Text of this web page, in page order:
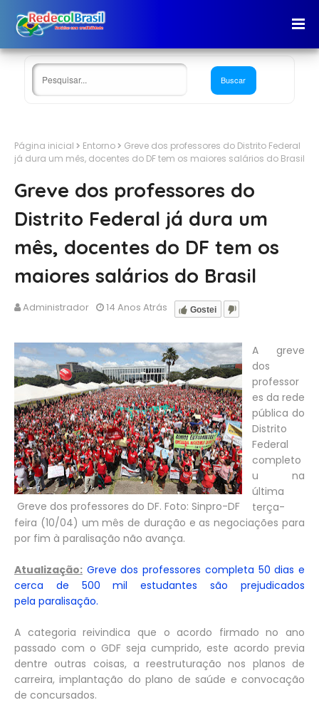
Página inicial Entorno
Greve dos professores do Distrito Federal
já dura um mês, docentes do DF tem os maiores salários do Brasil
Greve dos professores do
Distrito Federal já dura um
mês, docentes do DF tem os
maiores salários do Brasil
Administrador Gostei
14 Anos Atrás
Greve dos professores do DF. Foto: Sinpro-DF
A greve
dos
professor
es da rede
pública do
Distrito
Federal
completo
u na
última
terça-
feira (10/04) um mês de duração e as negociações para
por fim à paralisação não avança.
Atualização: Greve dos professores completa 50 dias e
cerca de 500 mil estudantes são prejudicados
pela paralisação.
A categoria reivindica que o acordo firmado no ano
passado com o GDF seja cumprido, este acordo previa
dentre outras coisas, a reestruturação nos planos de
carreira, implantação do plano de saúde e convocação
de concursados.